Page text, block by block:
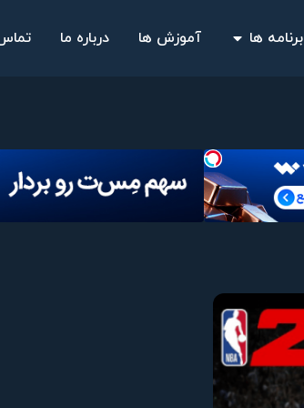
برنامه ها آموزش ها درباره ما